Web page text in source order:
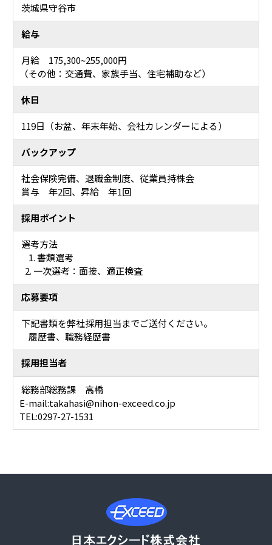
茨城県守谷市
給与
月給 175,300~255,000円
（その他：交通費、家族手当、住宅補助など）
休日
119日（お盆、年末年始、会社カレンダーによる）
バックアップ
社会保険完備、退職金制度、従業員持株会
賞与 年2回、昇給 年1回
採用ポイント
選考方法
1. 書類選考
2. 一次選考：面接、適正検査
応募要項
下記書類を弊社採用担当までご送付ください。
履歴書、職務経歴書
採用担当者
総務部総務課 高橋
E-mail:takahasi@nihon-exceed.co.jp
TEL:0297-27-1531